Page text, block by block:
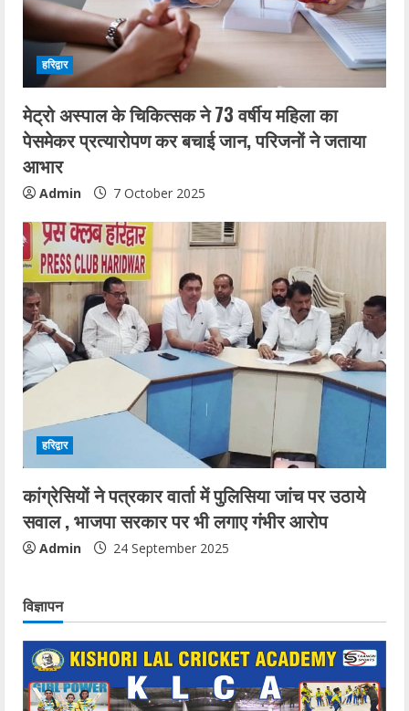
हरिद्वार
मेट्रो अस्पाल के चिकित्सक ने 73 वर्षीय महिला का
पेसमेकर प्रत्यारोपण कर बचाई जान, परिजनों ने जताया
आभार
Admin 7 October 2025
हरिद्वार
कांग्रेसियों ने पत्रकार वार्ता में पुलिसिया जांच पर उठाये
सवाल , भाजपा सरकार पर भी लगाए गंभीर आरोप
Admin 24 September 2025
विज्ञापन